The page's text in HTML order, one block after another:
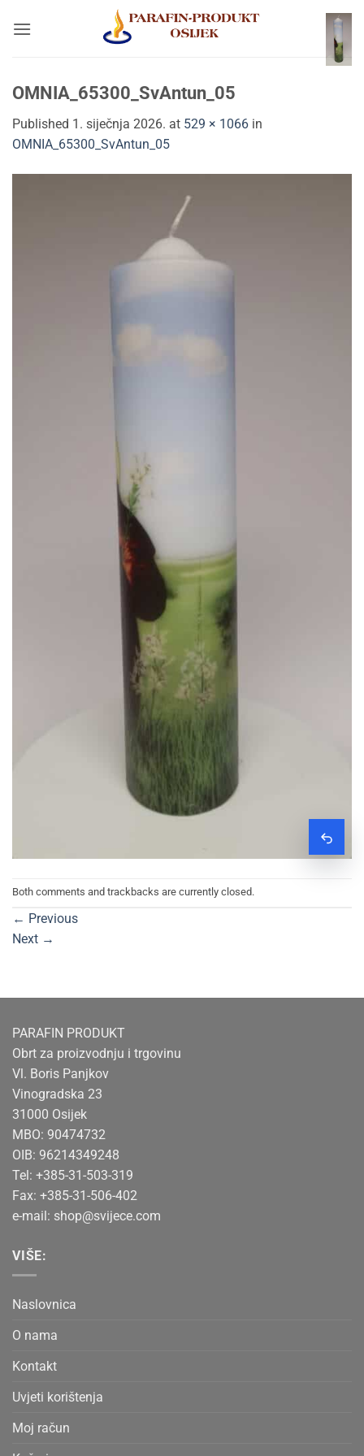
OMNIA_65300_SvAntun_05
Published 1. siječnja 2026. at 529 × 1066 in
OMNIA_65300_SvAntun_05
Both comments and trackbacks are currently closed.
← Previous
Next →
PARAFIN PRODUKT
Obrt za proizvodnju i trgovinu
Vl. Boris Panjkov
Vinogradska 23
31000 Osijek
MBO: 90474732
OIB: 96214349248
Tel: +385-31-503-319
Fax: +385-31-506-402
e-mail: shop@svijece.com
VIŠE:
Naslovnica
O nama
Kontakt
Uvjeti korištenja
Moj račun